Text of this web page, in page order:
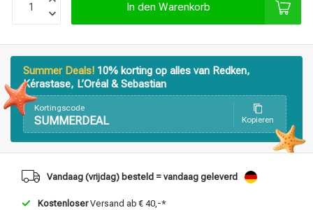
Stylingprodukte
In den Warenkorb
Summer Deals! 10% korting op alles van Redken,
Kérastase, L’Oréal & Sebastian
Kortingscode
SUMMERDEAL Kopieren
Vandaag (vrijdag) besteld = vandaag geleverd
KostenloserVersand ab € 40,-*